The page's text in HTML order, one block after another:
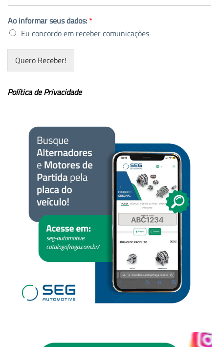
Ao informar seus dados: *
Eu concordo em receber comunicações
Quero Receber!
Política de Privacidade